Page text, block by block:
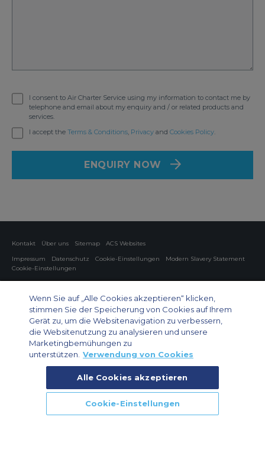
I consent to Air Charter Service using my information to contact me by
telephone and email about my enquiry and / or related products and
services.
I accept the Terms & Conditions, Privacyand Cookies Policy.
ENQUIRY NOW
Kontakt Über uns Sitemap
ACS Websites
Impressum
Datenschutz Cookie-Einstellungen
Modern Slavery Statement
Cookie-Einstellungen
Charter von Privatflugzeugen
Gruppen-Charterflüge
Cargo Charter
Private Charter App
© 2026 Air Charter Service GmbH | Opernplatz 14, 60313, Frankfurt
Wenn Sie auf „Alle Cookies akzeptieren“ klicken,
stimmen Sie der Speicherung von Cookies auf Ihrem
Gerät zu, um die Websitenavigation zu verbessern,
die Websitenutzung zu analysieren und unsere
Marketingbemühungen zu
unterstützen. Verwendung von Cookies
Alle Cookies akzeptieren
Cookie-Einstellungen